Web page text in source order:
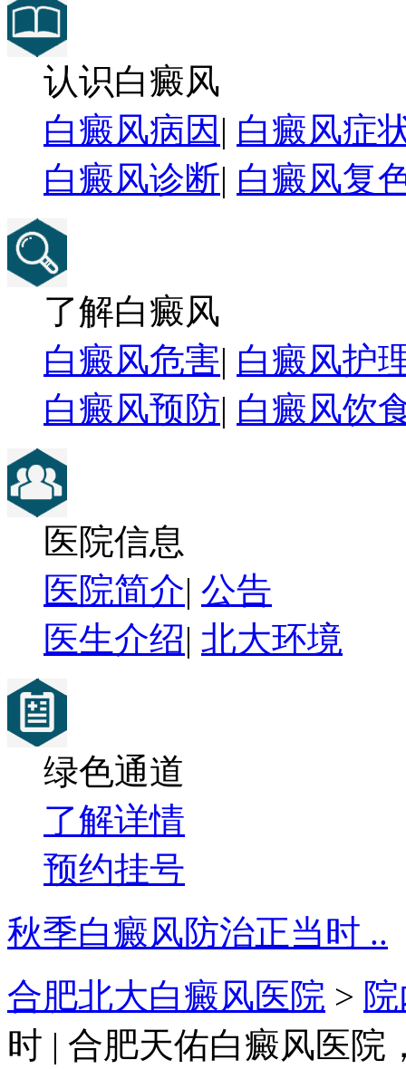
认识白癜风
白癜风病因 | 白癜风症
白癜风诊断| 白癜风复
了解白癜风
白癜风危害| 白癜风护
白癜风预防| 白癜风饮
医院信息
医院简介| 公告
医生介绍| 北大环境
绿色通道
了解详情
预约挂号
秋季白癜风防治正当时 ..
合肥北大白癜风医院 >
时 | 合肥天佑白癜风医院